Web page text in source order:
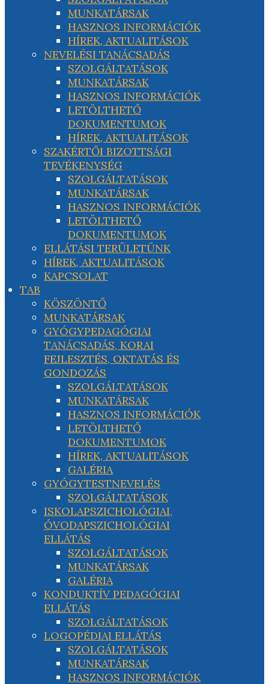
MUNKATÁRSAK
HASZNOS INFORMÁCIÓK
HÍREK, AKTUALITÁSOK
NEVELÉSI TANÁCSADÁS
SZOLGÁLTATÁSOK
MUNKATÁRSAK
HASZNOS INFORMÁCIÓK
LETÖLTHETŐ
DOKUMENTUMOK
HÍREK, AKTUALITÁSOK
SZAKÉRTŐI BIZOTTSÁGI
TEVÉKENYSÉG
SZOLGÁLTATÁSOK
MUNKATÁRSAK
HASZNOS INFORMÁCIÓK
LETÖLTHETŐ
DOKUMENTUMOK
ELLÁTÁSI TERÜLETÜNK
HÍREK, AKTUALITÁSOK
KAPCSOLAT
TAB
KÖSZÖNTŐ
MUNKATÁRSAK
GYÓGYPEDAGÓGIAI
TANÁCSADÁS, KORAI
FEJLESZTÉS, OKTATÁS ÉS
GONDOZÁS
SZOLGÁLTATÁSOK
MUNKATÁRSAK
HASZNOS INFORMÁCIÓK
LETÖLTHETŐ
DOKUMENTUMOK
HÍREK, AKTUALITÁSOK
GALÉRIA
GYÓGYTESTNEVELÉS
SZOLGÁLTATÁSOK
ISKOLAPSZICHOLÓGIAI,
ÓVODAPSZICHOLÓGIAI
ELLÁTÁS
SZOLGÁLTATÁSOK
MUNKATÁRSAK
GALÉRIA
KONDUKTÍV PEDAGÓGIAI
ELLÁTÁS
SZOLGÁLTATÁSOK
LOGOPÉDIAI ELLÁTÁS
SZOLGÁLTATÁSOK
MUNKATÁRSAK
HASZNOS INFORMÁCIÓK